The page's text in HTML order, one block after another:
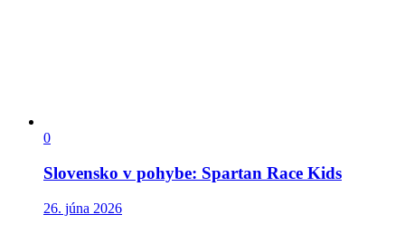
0
Slovensko v pohybe: Spartan Race Kids
26. júna 2026